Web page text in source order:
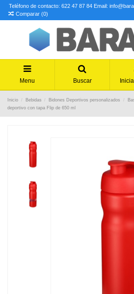
Teléfono de contacto: 622 47 87 84 Email:
Comparar (0)
Menu Buscar
Inicio Bebidas Bidones Deportivos personalizados
deportivo con tapa Flip de 650 ml